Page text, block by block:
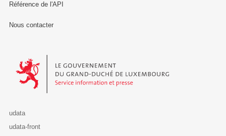
Référence de l'API
Nous contacter
Le Gouvernement du Grand-Duché de Luxembourg - Service
udata
udata-front